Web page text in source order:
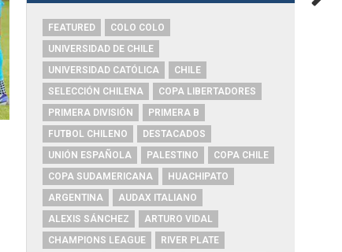
FEATURED
COLO COLO
UNIVERSIDAD DE CHILE
UNIVERSIDAD CATÓLICA
CHILE
SELECCIÓN CHILENA
COPA LIBERTADORES
PRIMERA DIVISIÓN
PRIMERA B
FUTBOL CHILENO
DESTACADOS
UNIÓN ESPAÑOLA
PALESTINO
COPA CHILE
COPA SUDAMERICANA
HUACHIPATO
ARGENTINA
AUDAX ITALIANO
ALEXIS SÁNCHEZ
ARTURO VIDAL
CHAMPIONS LEAGUE
RIVER PLATE